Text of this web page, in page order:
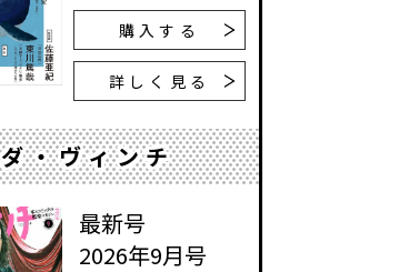
購入する
詳しく見る
ダ・ヴィンチ
最新号
2026年9月号